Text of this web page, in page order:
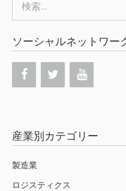
索:
ソーシャルネットワー
産業別カテゴリー
製造業
ロジスティクス